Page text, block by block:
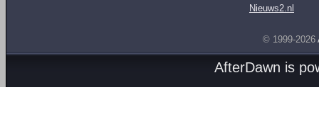
Nieuws2.nl
© 1999-2026
AfterDawn is